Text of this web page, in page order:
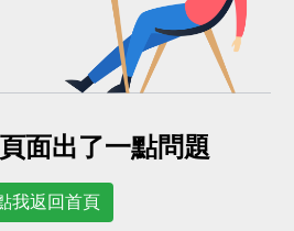
面出了一點問題
我返回首頁